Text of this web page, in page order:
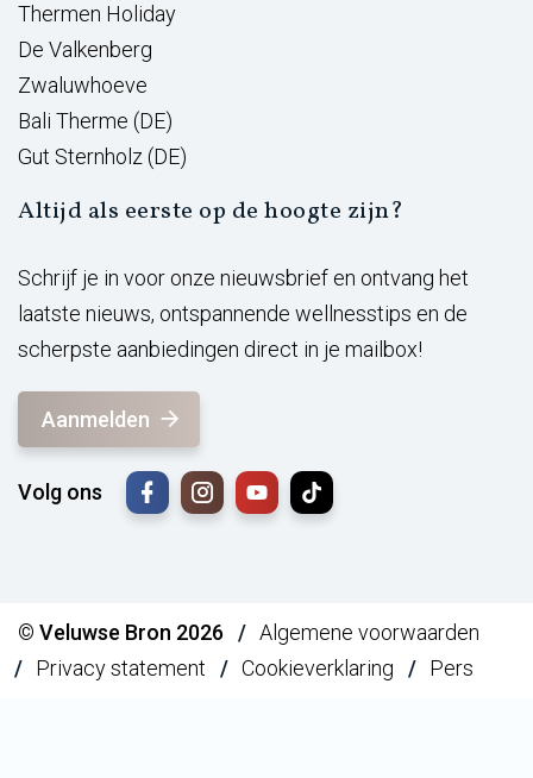
Thermen Holiday
De Valkenberg
Zwaluwhoeve
Bali Therme (DE)
Gut Sternholz (DE)
Altijd als eerste op de hoogte zijn?
Schrijf je in voor onze nieuwsbrief en ontvang het
laatste nieuws, ontspannende wellnesstips en de
scherpste aanbiedingen direct in je mailbox!
Aanmelden
Volg ons
© Veluwse Bron 2026
Algemene voorwaarden
Privacy statement
Cookieverklaring Pers